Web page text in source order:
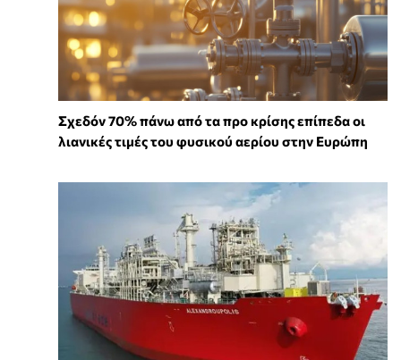
Σχεδόν 70% πάνω από τα προ κρίσης επίπεδα οι
λιανικές τιμές του φυσικού αερίου στην Ευρώπη